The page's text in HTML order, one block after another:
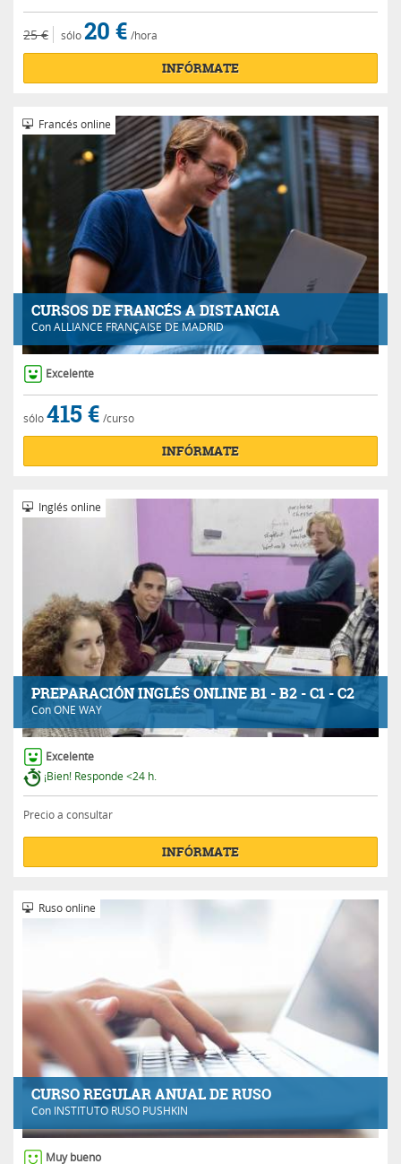
25 € sólo20 € /hora
INFÓRMATE
CURSOS DE FRANCÉS A DISTANCIA
ConALLIANCE FRANÇAISE DE MADRID
Francés online
Excelente
sólo415 € /curso
INFÓRMATE
PREPARACIÓN INGLÉS ONLINE B1 - B2 - C1 - C2
ConONE WAY
Inglés online
Excelente
¡Bien! Responde <24 h.
Precio a consultar
INFÓRMATE
CURSO REGULAR ANUAL DE RUSO
Con INSTITUTO RUSO PUSHKIN
Ruso online
Muy bueno